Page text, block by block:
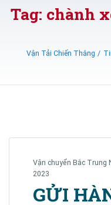
Tag: chành
Vận Tải Chiến Thắng
Vận chuyển Bắc Trung
2023
GỬI